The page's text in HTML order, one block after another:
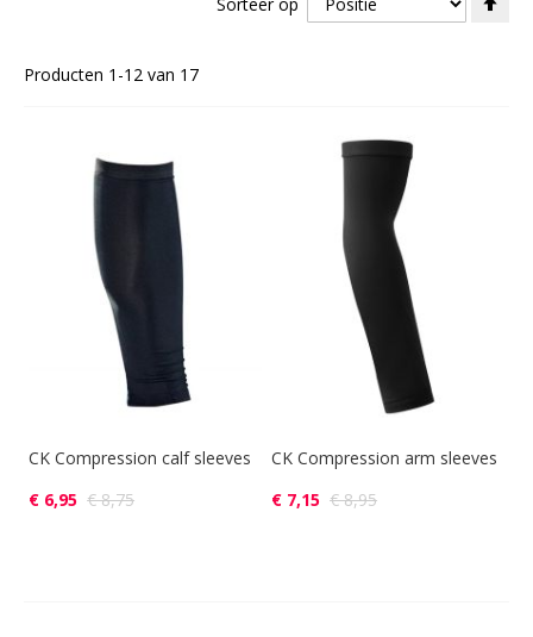
Producten 1 -12 van 17
CK Compression calf sleeves
€ 6,95 € 8,75
CK Compression arm sleeves
€ 7,15 € 8,95